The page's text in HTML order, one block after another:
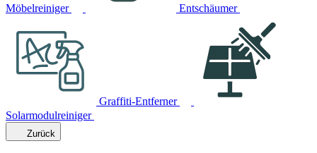
Möbelreiniger Entschäumer
Graffiti-Entferner
Solarmodulreiniger
Zurück